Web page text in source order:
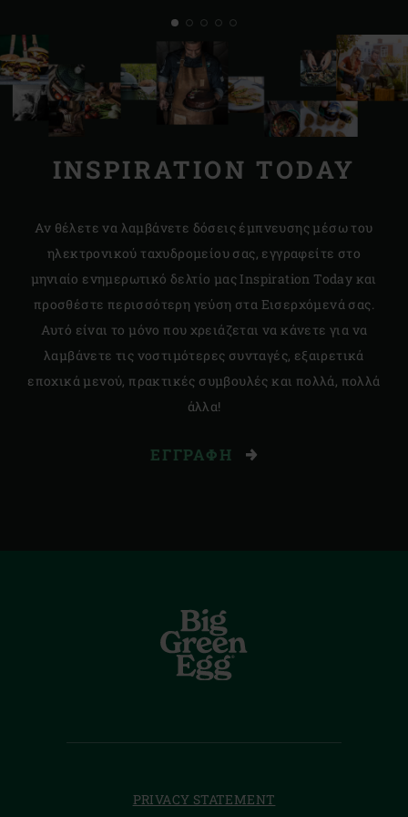
INSPIRATION TODAY
Αν θέλετε να λαμβάνετε δόσεις έμπνευσης μέσω του
ηλεκτρονικού ταχυδρομείου σας, εγγραφείτε στο
μηνιαίο ενημερωτικό δελτίο μας Inspiration Today και
προσθέστε περισσότερη γεύση στα Εισερχόμενά σας.
Αυτό είναι το μόνο που χρειάζεται να κάνετε για να
λαμβάνετε τις νοστιμότερες συνταγές, εξαιρετικά
εποχικά μενού, πρακτικές συμβουλές και πολλά, πολλά
άλλα!
ΕΓΓΡΑΦΉ
PRIVACY STATEMENT